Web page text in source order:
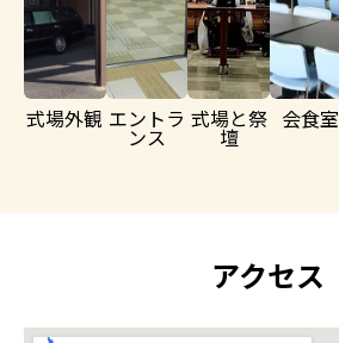
式場外観 エントラ
ンス
式場と祭
壇
会食室
アクセス